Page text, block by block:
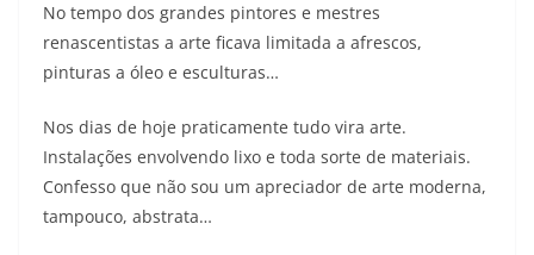
No tempo dos grandes pintores e mestres
renascentistas a arte ficava limitada a afrescos,
pinturas a óleo e esculturas…
Nos dias de hoje praticamente tudo vira arte.
Instalações envolvendo lixo e toda sorte de materiais.
Confesso que não sou um apreciador de arte moderna,
tampouco, abstrata…